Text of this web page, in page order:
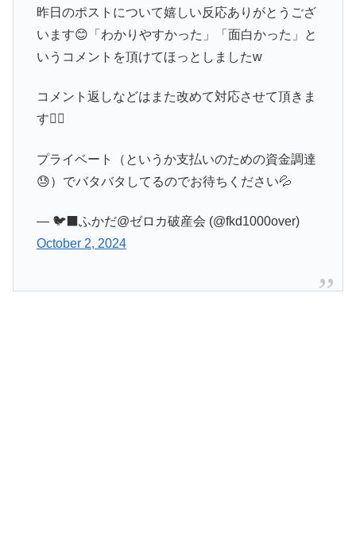
昨日のポストについて嬉しい反応ありがとうござ
います😊「わかりやすかった」「面白かった」と
いうコメントを頂けてほっとしましたw
コメント返しなどはまた改めて対応させて頂きま
す🙇‍♂️
プライベート（というか支払いのための資金調達
😓）でバタバタしてるのでお待ちください💦
— 🐦‍⬛ふかだ@ゼロカ破産会 (@fkd1000over)
October 2, 2024